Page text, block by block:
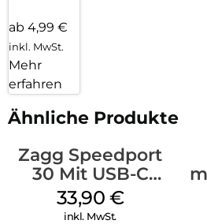
ab 4,99 €
inkl. MwSt.
Mehr
erfahren
Ähnliche Produkte
Zagg Speedport
30 Mit USB-C
Kabel Weiß
33,90 €
inkl. MwSt.